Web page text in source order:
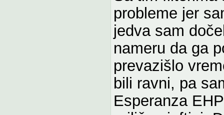
probleme jer
jedva sam
nameru da ga
prevazišlo
bili ravni, pa
Esperanza